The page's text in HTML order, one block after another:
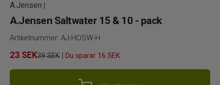
A.Jensen |
A.Jensen Saltwater 15 & 10 - pack
Artikelnummer: AJ-HOSW-H
23 SEK39 SEK | Du sparar 16 SEK